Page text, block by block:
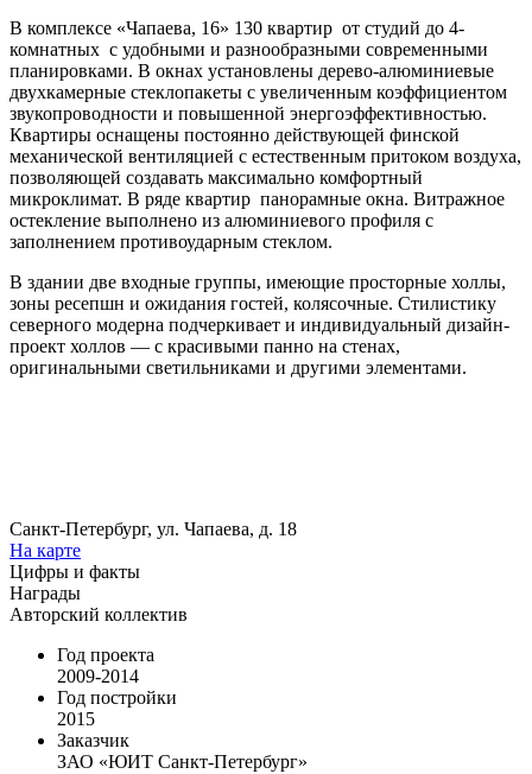
В комплексе «Чапаева, 16» 130 квартир ­­ от студий до 4-
комнатных с удобными и разнообразными современными
планировками. В окнах установлены дерево-алюминиевые
двухкамерные стеклопакеты с увеличенным коэффициентом
звукопроводности и повышенной энергоэффективностью.
Квартиры оснащены постоянно действующей финской
механической вентиляцией с естественным притоком воздуха,
позволяющей создавать максимально комфортный
микроклимат. В ряде квартир ­­ панорамные окна. Витражное
остекление выполнено из алюминиевого профиля с
заполнением противоударным стеклом.
В здании две входные группы, имеющие просторные холлы,
зоны ресепшн и ожидания гостей, колясочные. Стилистику
северного модерна подчеркивает и индивидуальный дизайн-
проект холлов — с красивыми панно на стенах,
оригинальными светильниками и другими элементами.
Санкт-Петербург, ул. Чапаева, д. 18
На карте
Цифры и факты
Награды
Авторский коллектив
Год проекта
2009-2014
Год постройки
2015
Заказчик
ЗАО «ЮИТ Санкт-Петербург»